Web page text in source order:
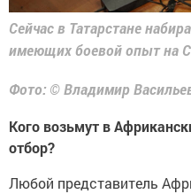
Сейчас в Татарстане
имеющих боевой опыт на
Фото: © Владимир
Кого возьмут в
отбор?
Любой представитель